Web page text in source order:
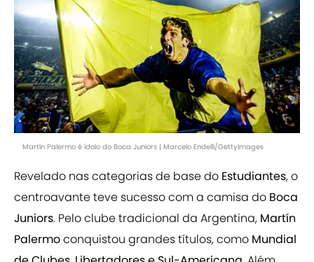
Martín Palermo é ídolo do Boca Juniors | Marcelo Endelli/GettyImages
Revelado nas categorias de base do Estudiantes, o
centroavante teve sucesso com a camisa do Boca
Juniors. Pelo clube tradicional da Argentina, Martín
Palermoconquistou grandes títulos, como Mundial